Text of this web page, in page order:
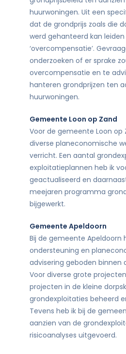
huurwoningen. Uit een
dat de grondprijs zoals die
werd gehanteerd kan
‘overcompensatie’.
onderzoeken of er sprake
overcompensatie en te
hanteren grondprijzen ten
huurwoningen.
Gemeente Loon op Zand
Voor de gemeente Loon op
diverse planeconomische
verricht. Een aantal
exploitatieplannen heb ik
geactualiseerd en
meejaren programma
bijgewerkt.
Gemeente Apeldoorn
Bij de gemeente Apeldoorn
ondersteuning en
advisering geboden binnen
Voor diverse grote
projecten in de kleine
grondexploitaties beheerd
Tevens heb ik bij de
aanzien van de
risicoanalyses uitgevoerd.